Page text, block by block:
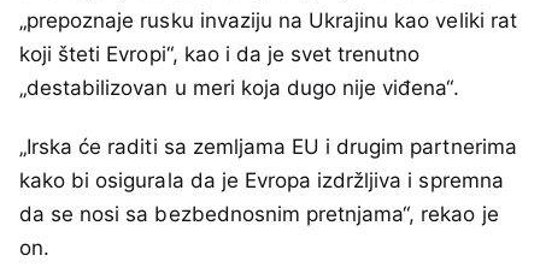
„prepoznaje rusku invaziju na Ukrajinu kao veliki rat
koji šteti Evropi“, kao i da je svet trenutno
„destabilizovan u meri koja dugo nije viđena“.
„Irska će raditi sa zemljama EU i drugim partnerima
kako bi osigurala da je Evropa izdržljiva i spremna
da se nosi sa bezbednosnim pretnjama“, rekao je
on.